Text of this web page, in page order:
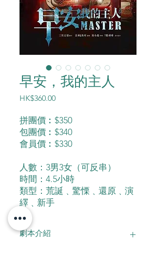
早安，我的主人
HK$360.00價
拼團價︰$350
包團價︰$340
會員價︰$330
人數：3男3女（可反串）
時間：4.5小時
類型：荒誕﹑驚慄﹑還原﹑演
繹﹑新手
劇本介紹